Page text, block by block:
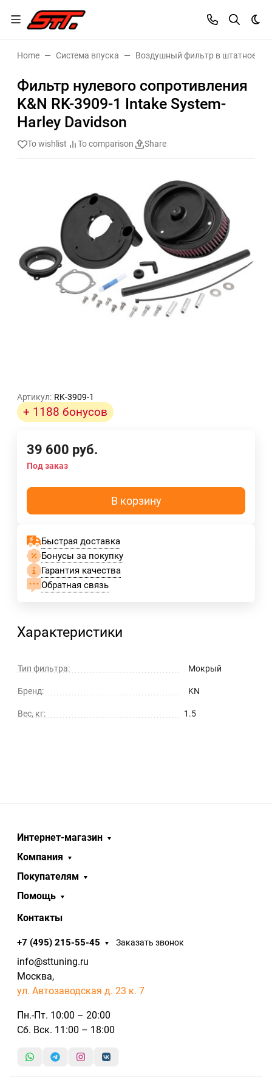
Home Система впуска Воздушный фильтр в штатное
Фильтр нулевого сопротивления
K&N RK-3909-1 Intake System-
Harley Davidson
To wishlist To comparison Share
Артикул: RK-3909-1
+ 1188 бонусов
39 600 руб.
Под заказ
В корзину
Быстрая доставка
Бонусы за покупку
Гарантия качества
Обратная связь
Характеристики
Тип фильтра: Мокрый
Бренд: KN
Вес, кг: 1.5
Интернет-магазин
Компания
Покупателям
Помощь
Контакты
+7 (495) 215-55-45 Заказать звонок
info@sttuning.ru
Москва,
ул. Автозаводская д. 23 к. 7
Пн.-Пт. 10:00 – 20:00
Сб. Вск. 11:00 – 18:00